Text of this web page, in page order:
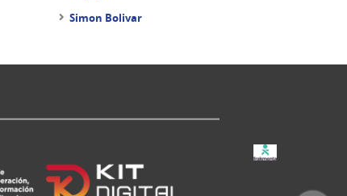
Simon Bolivar